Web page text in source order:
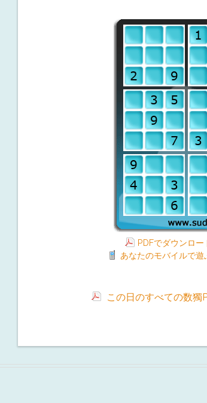
PDFでダウンロー
あなたのモバイルで遊
この日のすべての数獨